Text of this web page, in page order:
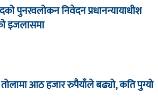
पुनरवलोकन निवेदन प्रधानन्यायाधीश
इजलासमा
आठ हजार रुपैयाँले बढ्यो, कति पुग्यो